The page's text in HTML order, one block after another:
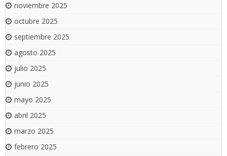
noviembre 2025
octubre 2025
septiembre 2025
agosto 2025
julio 2025
junio 2025
mayo 2025
abril 2025
marzo 2025
febrero 2025